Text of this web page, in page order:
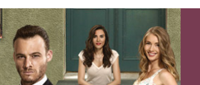
ابراج يومية عالم الأناقة